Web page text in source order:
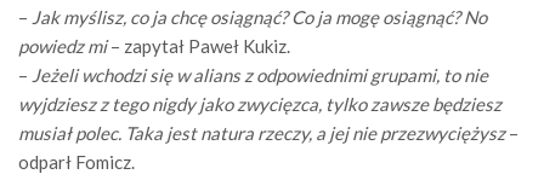
– Jak myślisz, co ja chcę osiągnąć? Co ja mogę osiągnąć? No
powiedz mi– zapytał Paweł Kukiz.
– Jeżeli wchodzi się w alians z odpowiednimi grupami, to nie
wyjdziesz z tego nigdy jako zwycięzca, tylko zawsze będziesz
musiał polec. Taka jest natura rzeczy, a jej nie przezwyciężysz–
odparł Fomicz.